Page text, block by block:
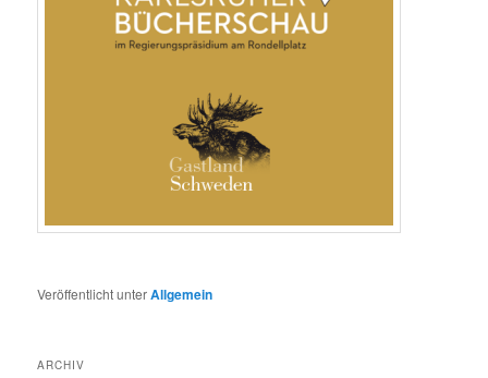
Veröffentlicht unterAllgemein
ARCHIV